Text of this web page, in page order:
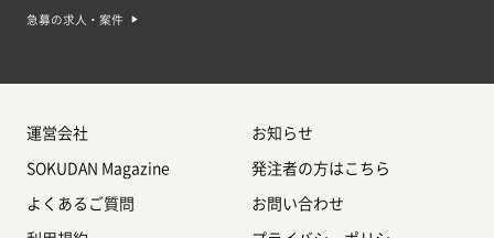
急募の求人・案件
運営会社 お知らせ
SOKUDAN Magazine 発注者の方はこちら
よくあるご質問 お問い合わせ